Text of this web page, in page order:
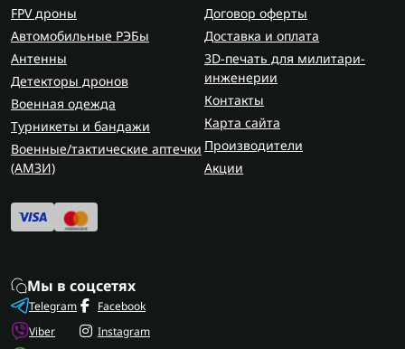
FPV дроны
Автомобильные РЭБы
Антенны
Детекторы дронов
Военная одежда
Турникеты и бандажи
Военные/тактические аптечки
(AMЗИ)
Договор оферты
Доставка и оплата
3D-печать для милитари-
инженерии
Контакты
Карта сайта
Производители
Акции
Мы в соцсетях
Telegram
Viber
Facebook
Instagram